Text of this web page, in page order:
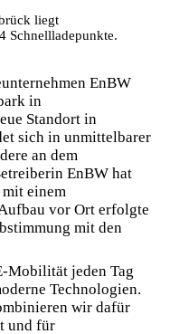
liegt
Schnellladepunkte.
EnBW
in
Standort in
sich in unmittelbarer
an dem
EnBW hat
einem
vor Ort erfolgte
mit den
Mobilität jeden Tag
Technologien.
wir dafür
und für